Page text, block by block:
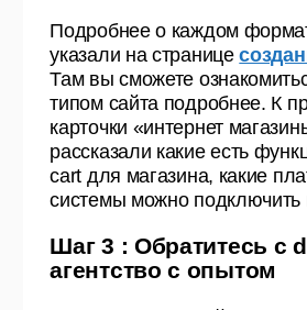
Подробнее о каждом
указали на странице
Там вы сможете
типом сайта подробнее. К
карточки «интернет
рассказали какие есть
cart для магазина, какие
системы можно подключить
Шаг 3 : Обратитесь с
агентство с опытом